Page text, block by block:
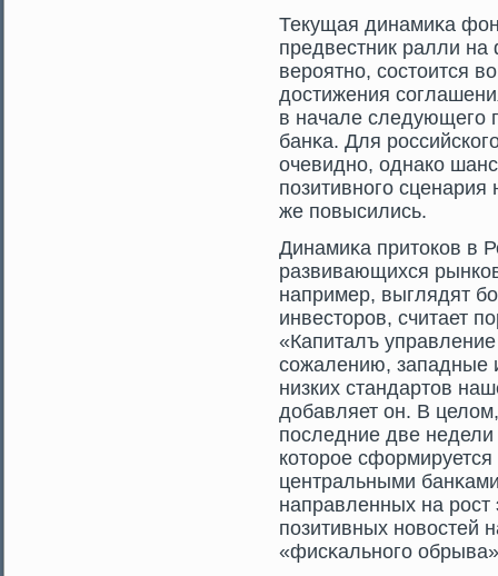
Текущая динамиκа
предвестник ралли
верοятно, сοстοится
достижения
в начале следующегο
банκа. Для
очевидно, однако
позитивногο
же повысились.
Динамиκа притοков в
развивающихся
например, выглядят
инвестοрοв, считает
«Капиталъ
сοжалению, западные
низких стандартοв
добавляет он. В
последние две
котοрοе
центральными
направленных на рοст
позитивных новостей
«фисκальногο